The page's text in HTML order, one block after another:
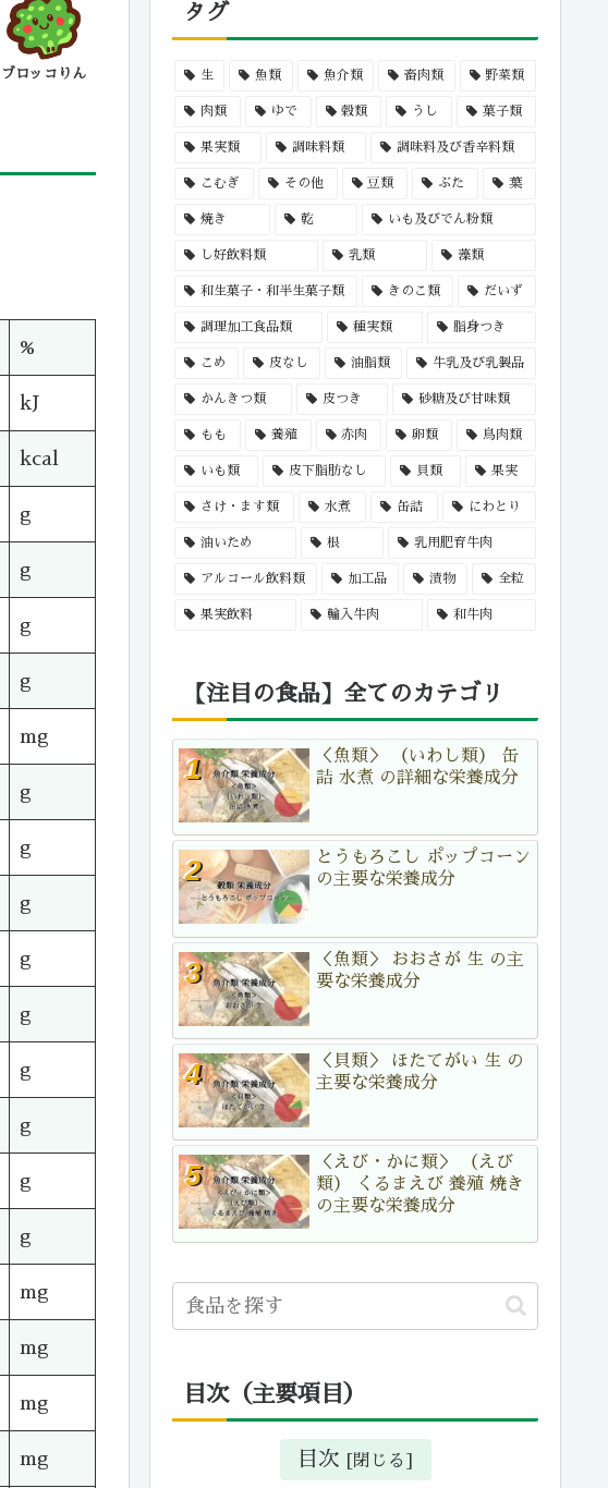
ブロッコりん
%
kJ
kcal
g
g
g
g
mg
g
g
g
g
g
g
g
g
g
mg
mg
mg
mg
タグ
生 魚類 魚介類 畜肉類 野菜類
肉類 ゆで 穀類 うし 菓子類
果実類 調味料類 調味料及び香辛料類
こむぎ その他 豆類 ぶた 葉
焼き 乾 いも及びでん粉類
し好飲料類 乳類 藻類
和生菓子・和半生菓子類 きのこ類 だいず
調理加工食品類 種実類 脂身つき
こめ 皮なし 油脂類 牛乳及び乳製品
かんきつ類 皮つき 砂糖及び甘味類
もも 養殖 赤肉 卵類 鳥肉類
いも類 皮下脂肪なし 貝類 果実
さけ・ます類 水煮 缶詰 にわとり
油いため 根 乳用肥育牛肉
アルコール飲料類 加工品 漬物 全粒
果実飲料 輸入牛肉 和牛肉
【注目の食品】全てのカテゴリ
＜魚類＞ （いわし類） 缶
詰 水煮 の詳細な栄養成分
とうもろこし ポップコーン
の主要な栄養成分
＜魚類＞ おおさが 生 の主
要な栄養成分
＜貝類＞ ほたてがい 生 の
主要な栄養成分
＜えび・かに類＞ （えび
類） くるまえび 養殖 焼き
の主要な栄養成分
目次（主要項目）
目次